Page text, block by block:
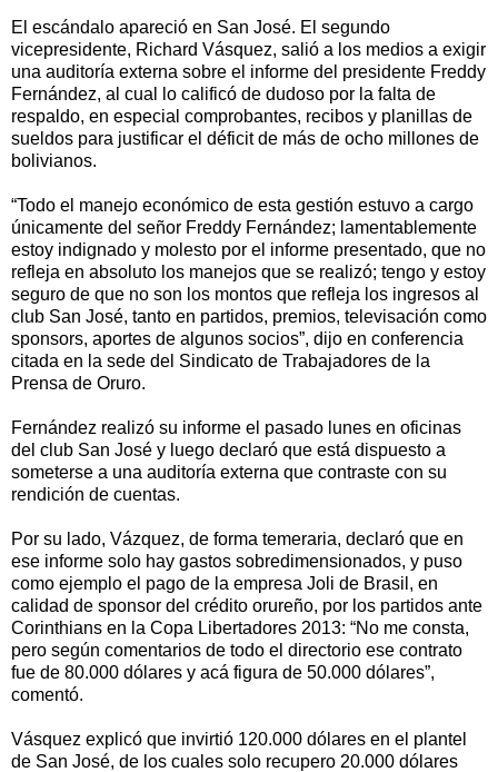
El escándalo apareció en San José. El segundo
vicepresidente, Richard Vásquez, salió a los medios a exigir
una auditoría externa sobre el informe del presidente Freddy
Fernández, al cual lo calificó de dudoso por la falta de
respaldo, en especial comprobantes, recibos y planillas de
sueldos para justificar el déficit de más de ocho millones de
bolivianos.
“Todo el manejo económico de esta gestión estuvo a cargo
únicamente del señor Freddy Fernández; lamentablemente
estoy indignado y molesto por el informe presentado, que no
refleja en absoluto los manejos que se realizó; tengo y estoy
seguro de que no son los montos que refleja los ingresos al
club San José, tanto en partidos, premios, televisación como
sponsors, aportes de algunos socios”, dijo en conferencia
citada en la sede del Sindicato de Trabajadores de la
Prensa de Oruro.
Fernández realizó su informe el pasado lunes en oficinas
del club San José y luego declaró que está dispuesto a
someterse a una auditoría externa que contraste con su
rendición de cuentas.
Por su lado, Vázquez, de forma temeraria, declaró que en
ese informe solo hay gastos sobredimensionados, y puso
como ejemplo el pago de la empresa Joli de Brasil, en
calidad de sponsor del crédito orureño, por los partidos ante
Corinthians en la Copa Libertadores 2013: “No me consta,
pero según comentarios de todo el directorio ese contrato
fue de 80.000 dólares y acá figura de 50.000 dólares”,
comentó.
Vásquez explicó que invirtió 120.000 dólares en el plantel
de San José, de los cuales solo recupero 20.000 dólares